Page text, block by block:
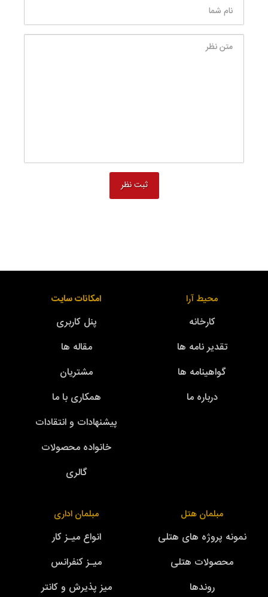
محیط آرا
کارخانه
تقدیر نامه ها
گواهینامه ها
درباره ما
امکانات سایت
پنل کاربری
مقاله ها
مشتریان
همکاری با ما
پیشنهادات و انتقادات
خانواده محصولات
گالری
مبلمان هتل
نمونه پروژه های هتلی
محصولات هتلی
روندها
مبلمان اداری
انواع میـز کار
میـز کنفرانس
میز پذیرش و کانتر